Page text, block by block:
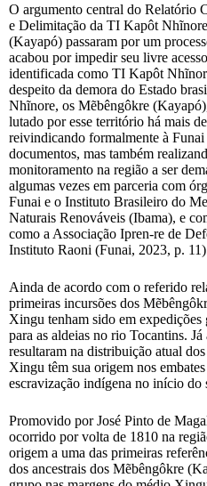
O argumento central do Relatório
e Delimitação da TI Kapôt
(Kayapó) passaram por um
acabou por impedir seu livre
identificada como TI Kapôt
despeito da demora do Estado
Nhĩnore, os Mẽbêngôkre
lutado por esse território há mais
reivindicando formalmente à
documentos, mas também
monitoramento na região a ser
algumas vezes em parceria com
Funai e o Instituto Brasileiro do
Naturais Renováveis (Ibama), e
como a Associação Ipren-re de
Instituto Raoni (Funai, 2023, p.
Ainda de acordo com o referido
primeiras incursões dos
Xingu tenham sido em expedições
para as aldeias no rio Tocantins.
resultaram na distribuição atual
Xingu têm sua origem nos
escravização indígena no início
Promovido por José Pinto de
ocorrido por volta de 1810 na
origem a uma das primeiras
dos ancestrais dos Mẽbêngôkre